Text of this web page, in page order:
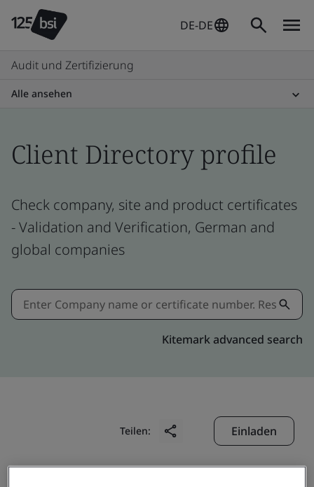
DE-DE
Audit und Zertifizierung
Alle ansehen
Client Directory profile
Check company, site and product certificates
- Validation and Verification, German and
global companies
Kitemark advanced search
Teilen: Einladen